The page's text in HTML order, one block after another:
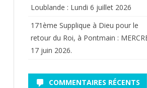
Loublande : Lundi 6 juillet 2026
171ème Supplique à Dieu pour le
retour du Roi, à Pontmain :
17 juin 2026.
COMMENTAIRES RÉCENTS